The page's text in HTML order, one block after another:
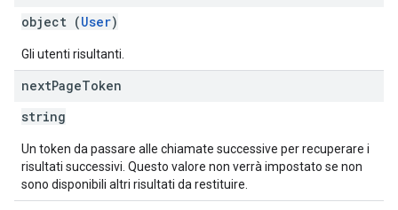
object (User)
Gli utenti risultanti.
nextPageToken
string
Un token da passare alle chiamate successive per recuperare i
risultati successivi. Questo valore non verrà impostato se non
sono disponibili altri risultati da restituire.